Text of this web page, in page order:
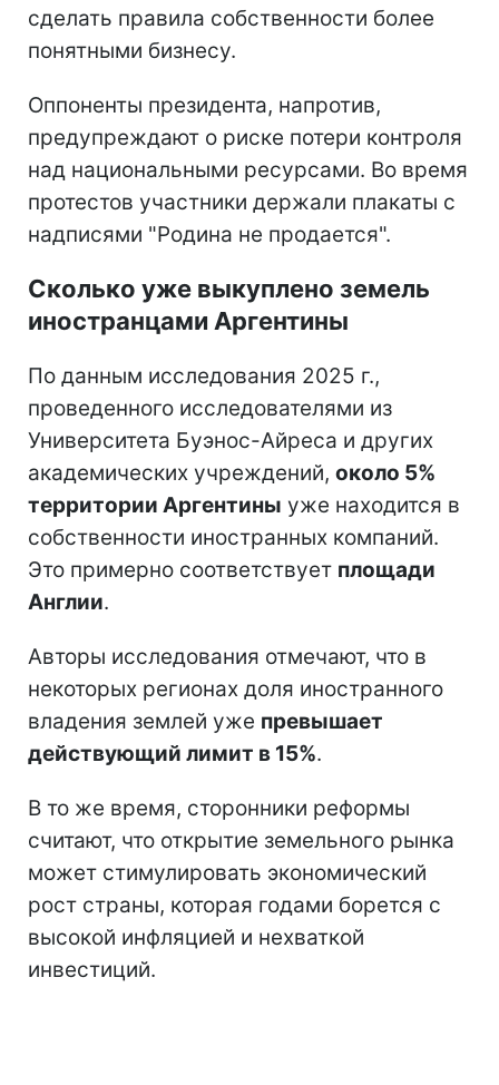
сделать правила собственности более
понятными бизнесу.
Оппоненты президента, напротив,
предупреждают о риске потери контроля
над национальными ресурсами. Во время
протестов участники держали плакаты с
надписями "Родина не продается".
Сколько уже выкуплено земель
иностранцами Аргентины
По данным исследования 2025 г.,
проведенного исследователями из
Университета Буэнос-Айреса и других
академических учреждений, около 5%
территории Аргентины уже находится в
собственности иностранных компаний.
Это примерно соответствует площади
Англии.
Авторы исследования отмечают, что в
некоторых регионах доля иностранного
владения землей уже превышает
действующий лимит в 15%.
В то же время, сторонники реформы
считают, что открытие земельного рынка
может стимулировать экономический
рост страны, которая годами борется с
высокой инфляцией и нехваткой
инвестиций.